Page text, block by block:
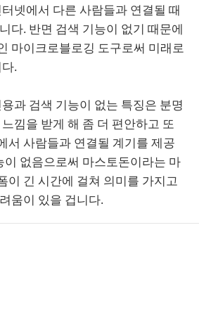
넷에서 다른 사람들과 연결될 때
다. 반면 검색 기능이 없기 때문에
마이크로블로깅 도구로써 미래로
.
과 검색 기능이 없는 특징은 분명
낌을 받게 해 좀 더 편안하고 또
서 사람들과 연결될 계기를 제공
이 없음으로써 마스토돈이라는 마
이 긴 시간에 걸쳐 의미를 가지고
움이 있을 겁니다.